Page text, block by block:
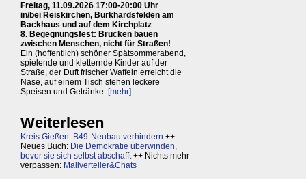
Freitag, 11.09.2026 17:00-20:00 Uhr
in/bei Reiskirchen, Burkhardsfelden am
Backhaus und auf dem Kirchplatz
8. Begegnungsfest: Brücken bauen
zwischen Menschen, nicht für Straßen!
Ein (hoffentlich) schöner Spätsommerabend,
spielende und kletternde Kinder auf der
Straße, der Duft frischer Waffeln erreicht die
Nase, auf einem Tisch stehen leckere
Speisen und Getränke. [mehr]
Weiterlesen
Kreis Gießen: B49-Neubau verhindern ++
Neues Buch: Die Demokratie überwinden,
bevor sie sich selbst abschafft++ Nichts mehr
verpassen: Mailverteiler&Chats